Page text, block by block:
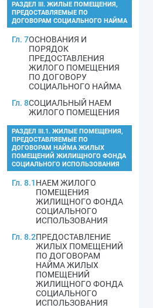
РАЗДЕЛ III. ЖИЛЫЕ ПОМЕЩЕНИЯ,
ПРЕДОСТАВЛЯЕМЫЕ ПО
ДОГОВОРАМ СОЦИАЛЬНОГО НАЙМА
Гл. 7ОСНОВАНИЯ И
ПОРЯДОК
ПРЕДОСТАВЛЕНИЯ
ЖИЛОГО ПОМЕЩЕНИЯ
ПО ДОГОВОРУ
СОЦИАЛЬНОГО НАЙМА
Гл. 8СОЦИАЛЬНЫЙ НАЕМ
ЖИЛОГО ПОМЕЩЕНИЯ
РАЗДЕЛ III.1. ЖИЛЫЕ ПОМЕЩЕНИЯ,
ПРЕДОСТАВЛЯЕМЫЕ ПО
ДОГОВОРАМ НАЙМА ЖИЛЫХ
ПОМЕЩЕНИЙ ЖИЛИЩНОГО ФОНДА
СОЦИАЛЬНОГО ИСПОЛЬЗОВАНИЯ
Гл. 8.1НАЕМ ЖИЛОГО
ПОМЕЩЕНИЯ
ЖИЛИЩНОГО ФОНДА
СОЦИАЛЬНОГО
ИСПОЛЬЗОВАНИЯ
Гл. 8.2ПРЕДОСТАВЛЕНИЕ
ЖИЛЫХ ПОМЕЩЕНИЙ
ПО ДОГОВОРАМ
НАЙМА ЖИЛЫХ
ПОМЕЩЕНИЙ
ЖИЛИЩНОГО ФОНДА
СОЦИАЛЬНОГО
ИСПОЛЬЗОВАНИЯ